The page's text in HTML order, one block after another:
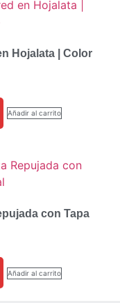
Hojalata | Color
Añadir al carrito
con Tapa
Añadir al carrito